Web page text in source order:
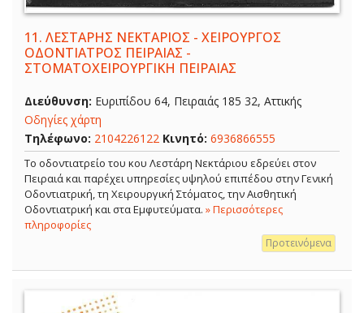
11. ΛΕΣΤΑΡΗΣ ΝΕΚΤΑΡΙΟΣ - ΧΕΙΡΟΥΡΓΟΣ
ΟΔΟΝΤΙΑΤΡΟΣ ΠΕΙΡΑΙΑΣ -
ΣΤΟΜΑΤΟΧΕΙΡΟΥΡΓΙΚΗ ΠΕΙΡΑΙΑΣ
Διεύθυνση: Ευριπίδου 64, Πειραιάς 185 32, Αττικής
Οδηγίες χάρτη
Τηλέφωνο: 2104226122 Κινητό: 6936866555
Το οδοντιατρείο του κου Λεστάρη Νεκτάριου εδρεύει στον
Πειραιά και παρέχει υπηρεσίες υψηλού επιπέδου στην Γενική
Οδοντιατρική, τη Χειρουργική Στόματος, την Αισθητική
Οδοντιατρική και στα Εμφυτεύματα. » Περισσότερες
πληροφορίες
Προτεινόμενα